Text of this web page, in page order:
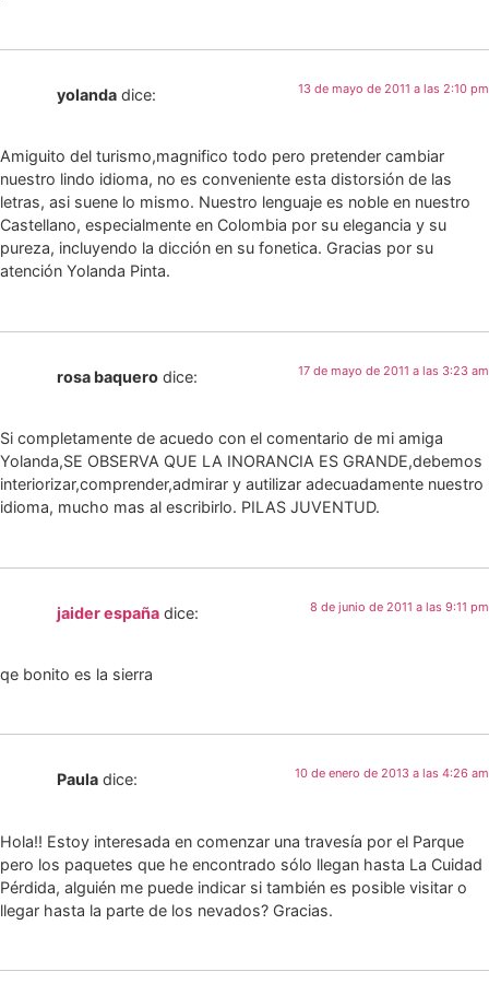
yolanda dice: 13 de mayo de 2011 a las 2:10 pm
Amiguito del turismo,magnifico todo pero pretender cambiar
nuestro lindo idioma, no es conveniente esta distorsión de las
letras, asi suene lo mismo. Nuestro lenguaje es noble en nuestro
Castellano, especialmente en Colombia por su elegancia y su
pureza, incluyendo la dicción en su fonetica. Gracias por su
atención Yolanda Pinta.
rosa baquero dice: 17 de mayo de 2011 a las 3:23 am
Si completamente de acuedo con el comentario de mi amiga
Yolanda,SE OBSERVA QUE LA INORANCIA ES GRANDE,debemos
interiorizar,comprender,admirar y autilizar adecuadamente nuestro
idioma, mucho mas al escribirlo. PILAS JUVENTUD.
jaider españa dice: 8 de junio de 2011 a las 9:11 pm
qe bonito es la sierra
Paula dice: 10 de enero de 2013 a las 4:26 am
Hola!! Estoy interesada en comenzar una travesía por el Parque
pero los paquetes que he encontrado sólo llegan hasta La Cuidad
Pérdida, alguién me puede indicar si también es posible visitar o
llegar hasta la parte de los nevados? Gracias.